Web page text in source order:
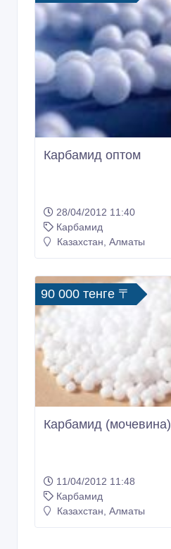
Карбамид оптом
28/04/2012 11:40
Карбамид
Казахстан, Алматы
90 000 тенге 〒
Карбамид (мочевина)
11/04/2012 11:48
Карбамид
Казахстан, Алматы